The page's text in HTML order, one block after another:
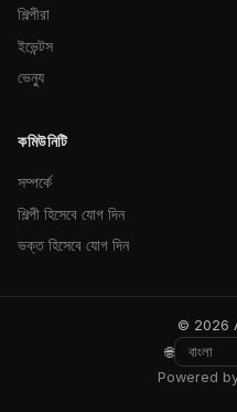
শিল্পীরা
ইভেন্টস
ভেন্যু
কমিউনিটি
সম্পর্কে
শিল্পী হিসেবে যোগ দিন
ভক্ত হিসেবে যোগ দিন
© 2026
🌐
Powered